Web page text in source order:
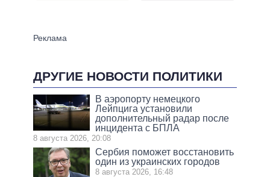
ДРУГИЕ НОВОСТИ ПОЛИТИКИ
В аэропорту немецкого
Лейпцига установили
дополнительный радар после
инцидента с БПЛА
8 августа 2026, 20:08
Сербия поможет восстановить
один из украинских городов
8 августа 2026, 16:48